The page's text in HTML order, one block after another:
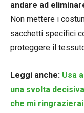
andare ad
Non mettere i
sacchetti specifici
proteggere il
Leggi anche: Usa
una svolta
che mi ringrazierai